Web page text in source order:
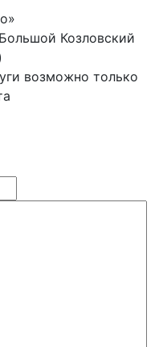
Козловский
возможно только